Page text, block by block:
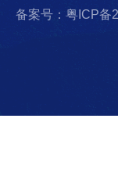
备案号：粤ICP备